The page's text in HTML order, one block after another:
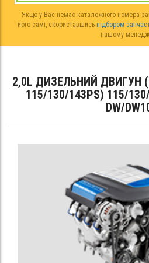
Якщо у Вас немає каталожного номера
його самі, скориставшись підбором
нашому
2,0L ДИЗЕЛЬНИЙ ДВИГУН
115/130/143PS) 115/
DW/